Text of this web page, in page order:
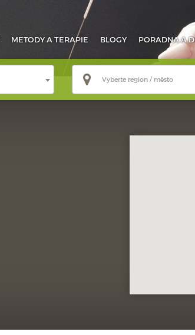
METODYA TERAPIE BLOGY PORADNAA
Vyberte region / město